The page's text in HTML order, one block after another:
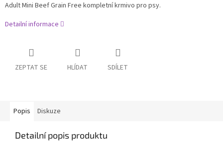
Adult Mini Beef Grain Free kompletní krmivo pro psy.
Detailní informace
ZEPTAT SE HLÍDAT SDÍLET
Popis Diskuze
Detailní popis produktu